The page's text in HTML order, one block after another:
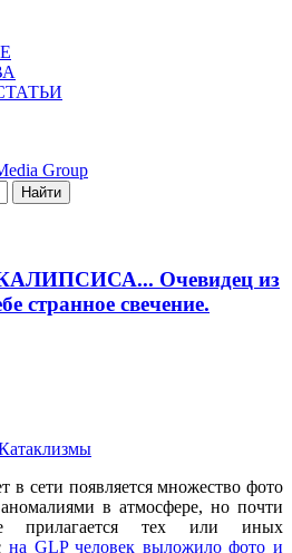
Group
Найти
Очевидец из
странное свечение.
в сети появляется множество фото
в атмосфере, но почти
прилагается тех или иных
на GLP человек выложило фото и